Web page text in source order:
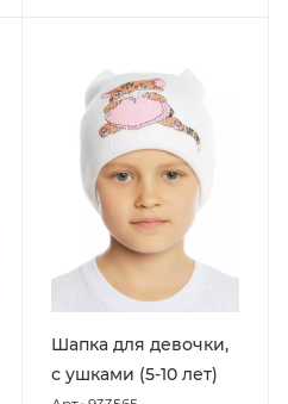
Шапка для девочки,
с ушками (5-10 лет)